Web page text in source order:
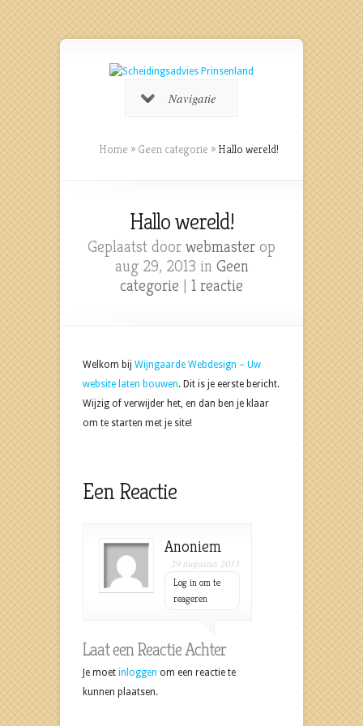
Navigatie
Home » Geen categorie » Hallo wereld!
Hallo wereld!
Geplaatst door webmaster op
aug 29, 2013 in Geen
categorie | 1 reactie
Welkom bij Wijngaarde Webdesign – Uw
website laten bouwen. Dit is je eerste bericht.
Wijzig of verwijder het, en dan ben je klaar
om te starten met je site!
Een Reactie
Anoniem
29 augustus 2013
Log in om te
reageren
Laat een Reactie Achter
Je moet inloggen om een reactie te
kunnen plaatsen.